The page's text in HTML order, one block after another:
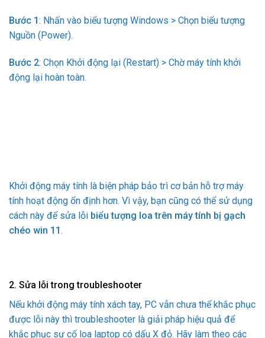
Bước 1: Nhấn vào biểu tượng Windows > Chọn biểu tượng
Nguồn (Power).
Bước 2: Chọn Khởi động lại (Restart) > Chờ máy tính khởi
động lại hoàn toàn.
Khởi động máy tính là biện pháp bảo trì cơ bản hỗ trợ máy
tính hoạt động ổn định hơn. Vì vậy, bạn cũng có thể sử dụng
cách này để sửa lỗi biểu tượng loa trên máy tính bị gạch
chéo win 11.
2. Sửa lỗi trong troubleshooter
Nếu khởi động máy tính xách tay, PC vẫn chưa thể khắc phục
được lỗi này thì troubleshooter là giải pháp hiệu quả để
khắc phục sự cố loa laptop có dấu X đỏ. Hãy làm theo các